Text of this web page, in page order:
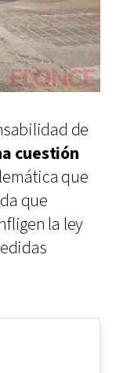
de
cuestión
que
que
la ley